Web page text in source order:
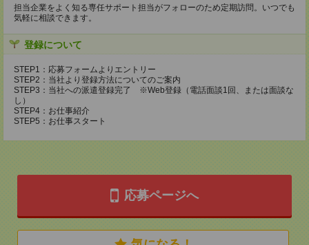
担当企業をよく知る専任サポート担当がフォローのため定期訪問。いつでも
気軽に相談できます。
登録について
STEP1：応募フォームよりエントリー
STEP2：当社より登録方法についてのご案内
STEP3：当社への派遣登録完了 ※Web登録（電話面談1回、または面談な
し）
STEP4：お仕事紹介
STEP5：お仕事スタート
応募ページへ